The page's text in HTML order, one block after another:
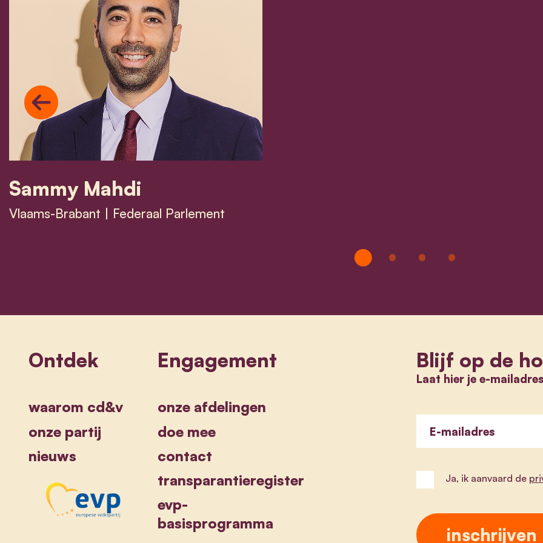
Sammy Mahdi
Vlaams-Brabant | Federaal Parlement
Previous
Ontdek
waarom cd&v
onze partij
nieuws
Engagement
onze afdelingen
doe mee
contact
transparantieregister
evp-
basisprogramma
Blijf op de
Laat hier je e-
E-mailadres
Ja, ik aanvaard de